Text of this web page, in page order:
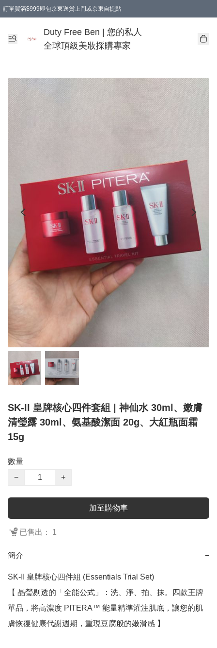
訂單買滿$999即包京東送貨上門或京東自提點
Duty Free Ben | 您的私人
全球頂級美妝採購專家
SK-II 皇牌核心四件套組 | 神仙水 30ml、嫩膚
清瑩露 30ml、氨基酸潔面 20g、大紅瓶面霜
15g
數量
−
+
加至購物車
已售出： 1
簡介 −
SK-II 皇牌核心四件組 (Essentials Trial Set)
【 晶瑩剔透的「全能公式」：洗、淨、拍、抹。四款王牌
單品，將高濃度 PITERA™ 能量精準灌注肌底，讓您的肌
膚恢復健康代謝週期，重現豆腐般的嫩滑感 】